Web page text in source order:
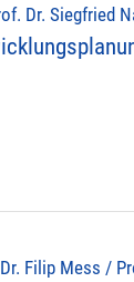
Dr. Siegfried
Filip Mess /